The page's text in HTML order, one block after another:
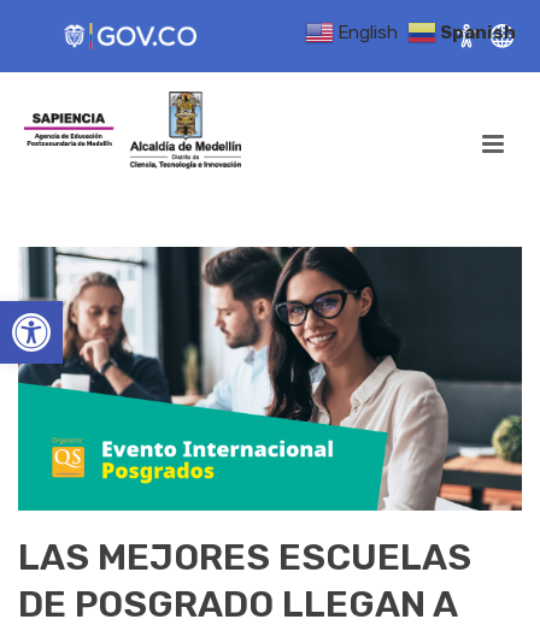
Open toolbar
LAS MEJORES ESCUELAS
DE POSGRADO LLEGAN A
English Spanish